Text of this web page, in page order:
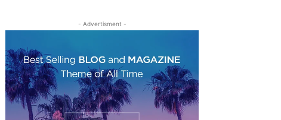
- Advertisment -